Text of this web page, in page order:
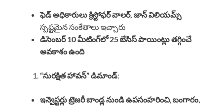
ఫెడ్ అధికారులు క్రిస్టోఫర్ వాలర్, జాన్ విలియమ్స్
స్పష్టమైన సంకేతాలు ఇచ్చారు
డిసెంబర్ 10 మీటింగ్‌లో 25 బేసిస్ పాయింట్లు తగ్గించే
అవకాశం ఉంది
“సురక్షిత హావన్” డిమాండ్:
ఇన్వెస్టర్లు ట్రెజరీ బాండ్ల నుండి ఉపసంహరించి,బంగారం,